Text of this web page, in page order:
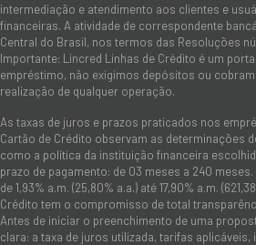
intermediação e atendimento aos clientes e
financeiras. A atividade de correspondente
Central do Brasil, nos termos das Resoluções
Importante: Lincred Linhas de Crédito é um
empréstimo, não exigimos depósitos ou
realização de qualquer operação.
As taxas de juros e prazos praticados nos
Cartão de Crédito observam as determinações
como a política da instituição financeira
prazo de pagamento: de 03 meses a 240
de 1,93% a.m. (25,80% a.a.) até 17,90% a.m.
Crédito tem o compromisso de total
Antes de iniciar o preenchimento de uma
clara: a taxa de juros utilizada, tarifas aplicáveis,